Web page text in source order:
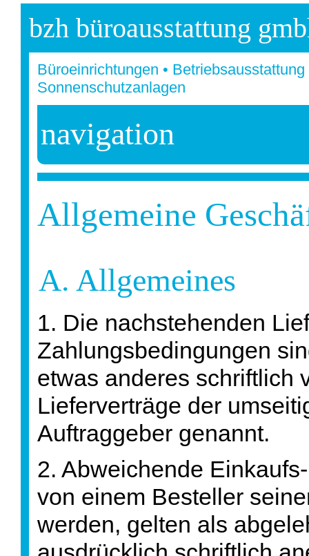
bzh büroausstattung
Büroeinrichtungen • Betriebsausstattung
Sonnenschutzanlagen
navigation
Allgemeine
A. Allgemeines
1. Die nachstehenden
Zahlungsbedingungen
etwas anderes schriftlich
Lieferverträge der
Auftraggeber genannt.
2. Abweichende
von einem Besteller
werden, gelten als